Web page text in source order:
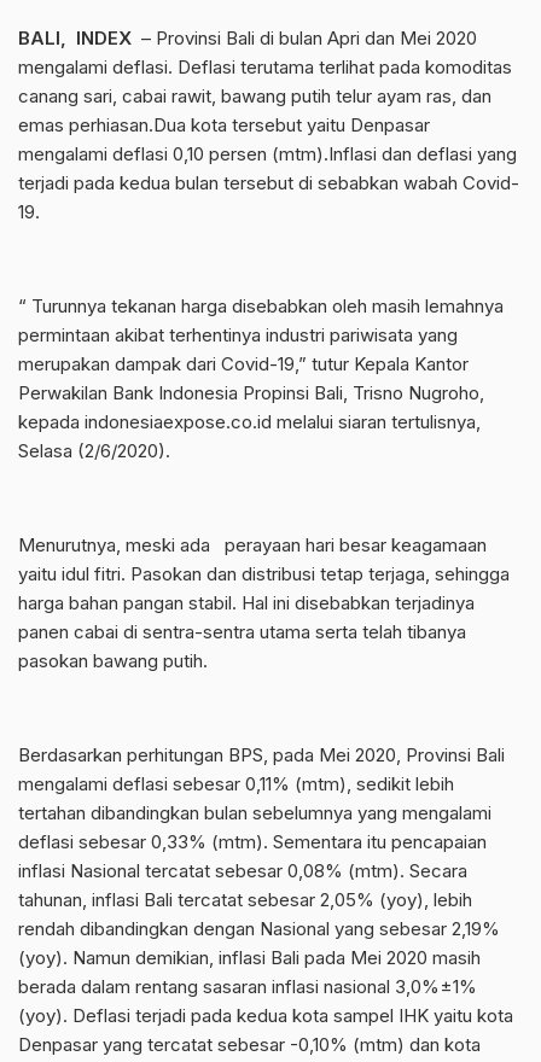
BALI, INDEX – Provinsi Bali di bulan Apri dan Mei 2020
mengalami deflasi. Deflasi terutama terlihat pada komoditas
canang sari, cabai rawit, bawang putih telur ayam ras, dan
emas perhiasan.Dua kota tersebut yaitu Denpasar
mengalami deflasi 0,10 persen (mtm).Inflasi dan deflasi yang
terjadi pada kedua bulan tersebut di sebabkan wabah Covid-
19.
“ Turunnya tekanan harga disebabkan oleh masih lemahnya
permintaan akibat terhentinya industri pariwisata yang
merupakan dampak dari Covid-19,” tutur Kepala Kantor
Perwakilan Bank Indonesia Propinsi Bali, Trisno Nugroho,
kepada indonesiaexpose.co.id melalui siaran tertulisnya,
Selasa (2/6/2020).
Menurutnya, meski ada perayaan hari besar keagamaan
yaitu idul fitri. Pasokan dan distribusi tetap terjaga, sehingga
harga bahan pangan stabil. Hal ini disebabkan terjadinya
panen cabai di sentra-sentra utama serta telah tibanya
pasokan bawang putih.
Berdasarkan perhitungan BPS, pada Mei 2020, Provinsi Bali
mengalami deflasi sebesar 0,11% (mtm), sedikit lebih
tertahan dibandingkan bulan sebelumnya yang mengalami
deflasi sebesar 0,33% (mtm). Sementara itu pencapaian
inflasi Nasional tercatat sebesar 0,08% (mtm). Secara
tahunan, inflasi Bali tercatat sebesar 2,05% (yoy), lebih
rendah dibandingkan dengan Nasional yang sebesar 2,19%
(yoy). Namun demikian, inflasi Bali pada Mei 2020 masih
berada dalam rentang sasaran inflasi nasional 3,0%±1%
(yoy). Deflasi terjadi pada kedua kota sampel IHK yaitu kota
Denpasar yang tercatat sebesar -0,10% (mtm) dan kota